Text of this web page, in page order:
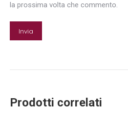
la prossima volta che commento.
Prodotti correlati